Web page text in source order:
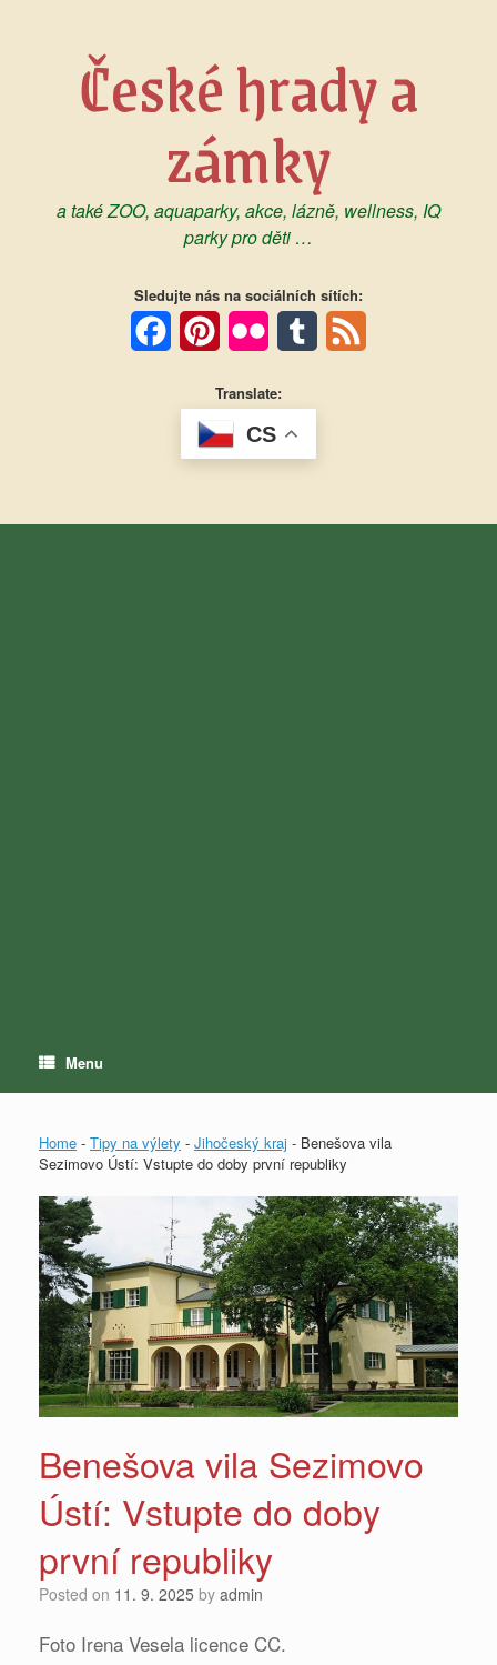
České hrady a
zámky
a také ZOO, aquaparky, akce, lázně, wellness, IQ
parky pro děti …
Sledujte nás na sociálních sítích:
FacebookPinterestFlickr Tumblr
Translate:
CS
Menu
Home - Tipy na výlety - Jihočeský kraj - Benešova vila
Sezimovo Ústí: Vstupte do doby první republiky
Benešova vila Sezimovo
Ústí: Vstupte do doby
první republiky
Posted on 11. 9. 2025 by admin
Foto Irena Vesela licence CC.